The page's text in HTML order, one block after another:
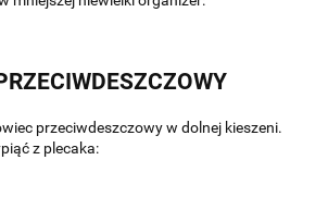
przeciwdeszczowy w dolnej kieszeni.
z plecaka: